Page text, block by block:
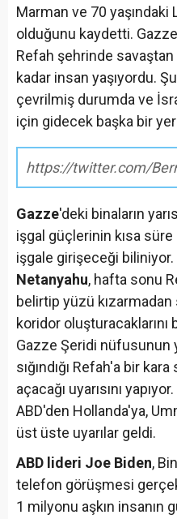
Marman ve 70 yaşındaki
olduğunu kaydetti.
Refah şehrinde
kadar insan yaşıyordu.
çevrilmiş durumda ve
için gidecek başka bir
https://twitter.com/
Gazze'deki binaların
işgal güçlerinin kısa
işgale girişeceği biliniyor.
Netanyahu, hafta sonu
belirtip yüzü
koridor
Gazze Şeridi nüfusunun
sığındığı Refah'a bir kara
açacağı uyarısını
ABD'den Hollanda'ya,
üst üste uyarılar geldi.
ABD lideri Joe Biden,
telefon görüşmesi
1 milyonu aşkın insanın